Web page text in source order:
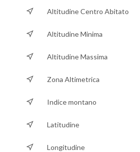
Altitudine Centro Abitato
Altitudine Minima
Altitudine Massima
Zona Altimetrica
Indice montano
Latitudine
Longitudine